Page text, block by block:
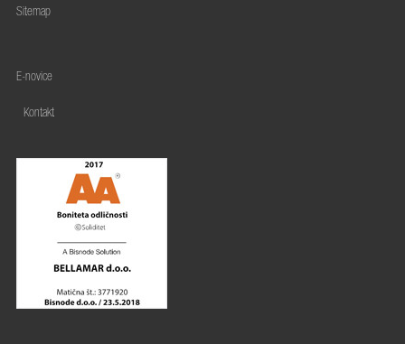
Sitemap
E-novice
Kontakt